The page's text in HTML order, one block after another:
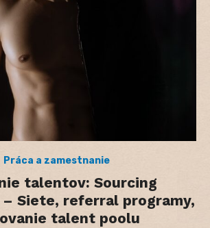
Práca a zamestnanie
talentov: Sourcing
Siete, referral programy,
talent poolu